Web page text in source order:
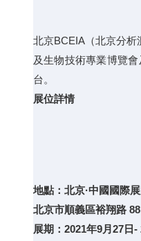
北京BCEIA（北京分
及生物技術專業博覽
台。
展位詳情
地點：北京·中國國際
北京市順義區裕翔路
展期：2021年9月27日-